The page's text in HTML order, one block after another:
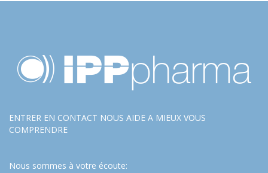
ENTRER EN CONTACT NOUS AIDE A MIEUX VOUS
COMPRENDRE
Nous sommes à votre écoute: